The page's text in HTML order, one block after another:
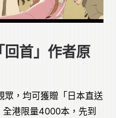
首」作者原
眾，均可獲贈「日本直送
全港限量4000本，先到